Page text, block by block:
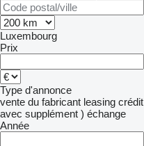
Luxembourg
Prix
Type d'annonce
vente du fabricant leasing crédit
avec supplément ) échange
Année